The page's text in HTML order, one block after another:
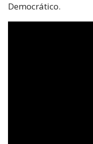
Democrático.